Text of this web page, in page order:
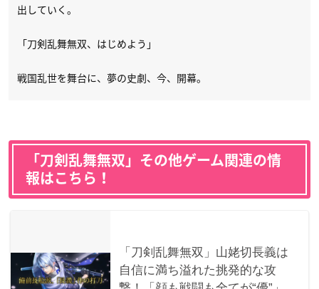
出していく。
「刀剣乱舞無双、はじめよう」
戦国乱世を舞台に、夢の史劇、今、開幕。
「刀剣乱舞無双」その他ゲーム関連の情
報はこちら！